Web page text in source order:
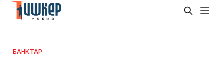
БАНКТАР